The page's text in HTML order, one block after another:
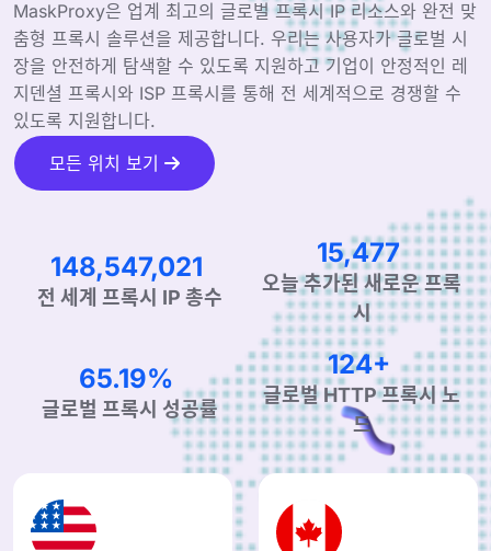
MaskProxy은 업계 최고의 글로벌 프록시 IP 리소스와 완전 맞
춤형 프록시 솔루션을 제공합니다. 우리는 사용자가 글로벌 시
장을 안전하게 탐색할 수 있도록 지원하고 기업이 안정적인 레
지덴셜 프록시와 ISP 프록시를 통해 전 세계적으로 경쟁할 수
있도록 지원합니다.
모든 위치 보기
224,488,159
전 세계 프록시 IP 총수
23,553
오늘 추가된 새로운 프록
시
98.98%
글로벌 프록시 성공률
189+
글로벌 HTTP 프록시 노
드